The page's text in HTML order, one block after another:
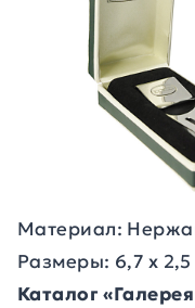
Материал:
Размеры: 6,7 х
Каталог